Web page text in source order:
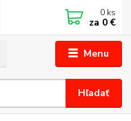
Menu
Hľadať
0 ks
za 0 €